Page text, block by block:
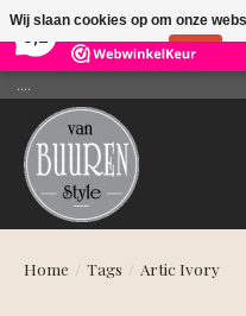
26
....
Home / Tags / Artic Ivory
Wij slaan cookies op om onze
Nee